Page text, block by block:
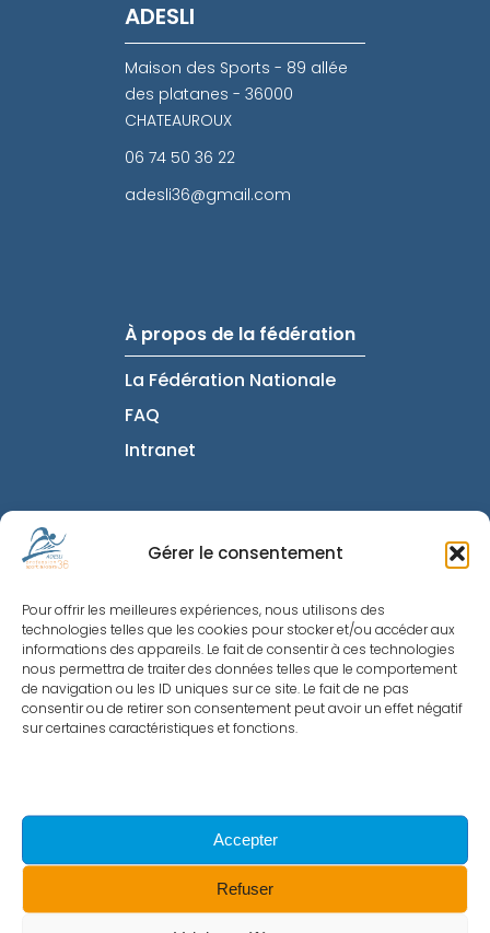
Gérer le consentement
Pour offrir les meilleures expériences, nous utilisons des
technologies telles que les cookies pour stocker et/ou accéder aux
informations des appareils. Le fait de consentir à ces technologies
nous permettra de traiter des données telles que le comportement
de navigation ou les ID uniques sur ce site. Le fait de ne pas
consentir ou de retirer son consentement peut avoir un effet négatif
sur certaines caractéristiques et fonctions.
Accepter
Refuser
ADESLI
Maison des Sports - 89 allée
des platanes - 36000
CHATEAUROUX
06 74 50 36 22
adesli36@gmail.com
À propos de la fédération
La Fédération Nationale
FAQ
Intranet
Informations utiles
Politique de
Confidentialité
Nous contacter
Politique de cookies